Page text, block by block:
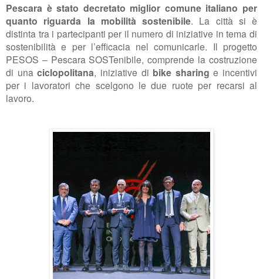
Pescara è stato decretato miglior comune italiano per
quanto riguarda la mobilità sostenibile. La città si è
distinta tra i partecipanti per il numero di iniziative in tema di
sostenibilità e per l’efficacia nel comunicarle. Il progetto
PESOS – Pescara SOSTenibile, comprende la costruzione
di unaciclopolitana, iniziative di bike sharing e incentivi
per i lavoratori che scelgono le due ruote per recarsi al
lavoro.